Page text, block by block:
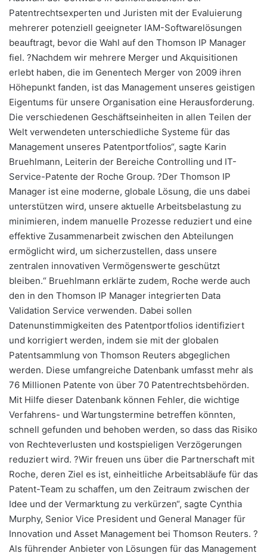
Patentrechtsexperten und Juristen mit der Evaluierung
mehrerer potenziell geeigneter IAM-Softwarelösungen
beauftragt, bevor die Wahl auf den Thomson IP Manager
fiel. ?Nachdem wir mehrere Merger und Akquisitionen
erlebt haben, die im Genentech Merger von 2009 ihren
Höhepunkt fanden, ist das Management unseres geistigen
Eigentums für unsere Organisation eine Herausforderung.
Die verschiedenen Geschäftseinheiten in allen Teilen der
Welt verwendeten unterschiedliche Systeme für das
Management unseres Patentportfolios“, sagte Karin
Bruehlmann, Leiterin der Bereiche Controlling und IT-
Service-Patente der Roche Group. ?Der Thomson IP
Manager ist eine moderne, globale Lösung, die uns dabei
unterstützen wird, unsere aktuelle Arbeitsbelastung zu
minimieren, indem manuelle Prozesse reduziert und eine
effektive Zusammenarbeit zwischen den Abteilungen
ermöglicht wird, um sicherzustellen, dass unsere
zentralen innovativen Vermögenswerte geschützt
bleiben.“ Bruehlmann erklärte zudem, Roche werde auch
den in den Thomson IP Manager integrierten Data
Validation Service verwenden. Dabei sollen
Datenunstimmigkeiten des Patentportfolios identifiziert
und korrigiert werden, indem sie mit der globalen
Patentsammlung von Thomson Reuters abgeglichen
werden. Diese umfangreiche Datenbank umfasst mehr als
76 Millionen Patente von über 70 Patentrechtsbehörden.
Mit Hilfe dieser Datenbank können Fehler, die wichtige
Verfahrens- und Wartungstermine betreffen könnten,
schnell gefunden und behoben werden, so dass das Risiko
von Rechteverlusten und kostspieligen Verzögerungen
reduziert wird. ?Wir freuen uns über die Partnerschaft mit
Roche, deren Ziel es ist, einheitliche Arbeitsabläufe für das
Patent-Team zu schaffen, um den Zeitraum zwischen der
Idee und der Vermarktung zu verkürzen“, sagte Cynthia
Murphy, Senior Vice President und General Manager für
Innovation und Asset Management bei Thomson Reuters. ?
Als führender Anbieter von Lösungen für das Management